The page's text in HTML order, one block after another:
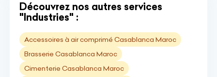
Découvrez nos autres services
"Industries" :
Accessoires à air comprimé Casablanca Maroc
Brasserie Casablanca Maroc
Cimenterie Casablanca Maroc